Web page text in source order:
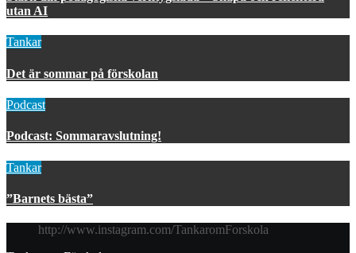
utan AI
Tankar
Det är sommar på förskolan
Podcast
Podcast: Sommaravslutning!
Tankar
”Barnets bästa”
http://www.instagram.com/TankaromForskola